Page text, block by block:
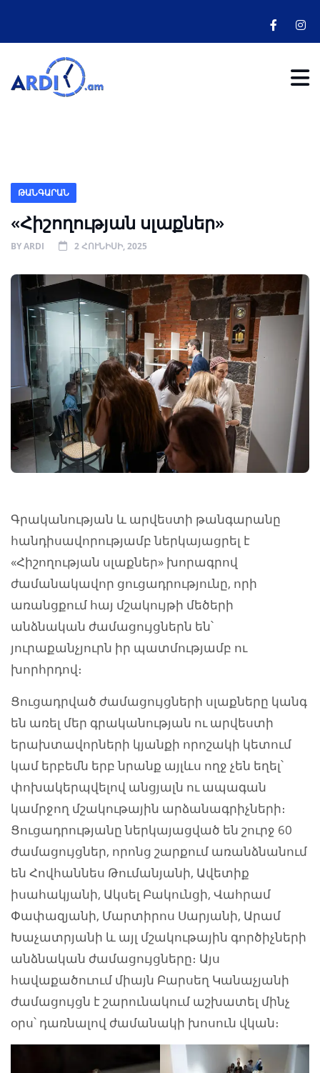
ԹԱՆԳԱՐԱՆ
«Հիշողության սլաքներ»
BYARDI 2 ՀՈՒՆԻՍԻ, 2025
Գրականության և արվեստի թանգարանը
հանդիսավորությամբ ներկայացրել է
«Հիշողության սլաքներ» խորագրով
ժամանակավոր ցուցադրությունը, որի
առանցքում հայ մշակույթի մեծերի
անձնական ժամացույցներն են՝
յուրաքանչյուրն իր պատմությամբ ու
խորհրդով։
Ցուցադրված ժամացույցների սլաքները կանգ
են առել մեր գրականության ու արվեստի
երախտավորների կյանքի որոշակի կետում
կամ երբեմն երբ նրանք այլևս ողջ չեն եղել՝
փոխակերպվելով անցյալն ու ապագան
կամրջող մշակութային արձանագրիչների։
Ցուցադրությանը ներկայացված են շուրջ 60
ժամացույցներ, որոնց շարքում առանձնանում
են Հովհաննես Թումանյանի, Ավետիք
իսահակյանի, Ակսել Բակունցի, Վահրամ
Փափազյանի, Մարտիրոս Սարյանի, Արամ
Խաչատրյանի և այլ մշակութային գործիչների
անձնական ժամացույցները։ Այս
հավաքածուում միայն Բարսեղ Կանաչյանի
ժամացույցն է շարունակում աշխատել մինչ
օրս՝ դառնալով ժամանակի խոսուն վկան։